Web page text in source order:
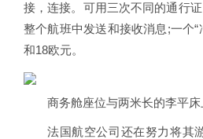
接，连接。可用三次不同的通行
整个航班中发送和接收消息;一个
和18欧元。
商务舱座位与两米长的李平
法国航空公司还在努力将其